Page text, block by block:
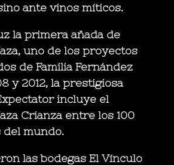
ante vinos míticos.
la primera añada de
uno de los proyectos
de Familia Fernández
y 2012, la prestigiosa
incluye el
Crianza entre los 100
mundo.
las bodegas El Vínculo